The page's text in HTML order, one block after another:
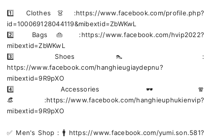
1️⃣ Clothes 👗 :https://www.facebook.com/profile.php?
id=100069128044119&mibextid=ZbWKwL
2️⃣ Bags 👜 :https://www.facebook.com/hvip2022?
mibextid=ZbWKwL
3️⃣ Shoes 👠 :
https://www.facebook.com/hanghieugiaydepnu?
mibextid=9R9pXO
4️⃣ Accessories 🕶🧣
👒:https://www.facebook.com/hanghieuphukienvip?
mibextid=9R9pXO
✅️ Men's Shop : 🚹 https://www.facebook.com/yumi.son.581?